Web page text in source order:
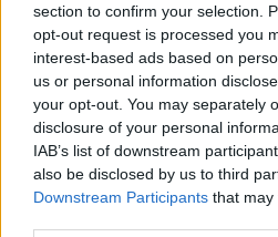
section to confirm your selection.
opt-out request is processed you
interest-based ads based on
us or personal information
your opt-out. You may separately
disclosure of your personal
IAB’s list of downstream
also be disclosed by us to third
Downstream Participants that may
Αριθμός
Site Map ΟΡΟΙ ΧΡΗΣΗΣ
Πολιτική απορρήτου
Πληροφορίες α.27 Ν.5253/
Copyright iatropedia©